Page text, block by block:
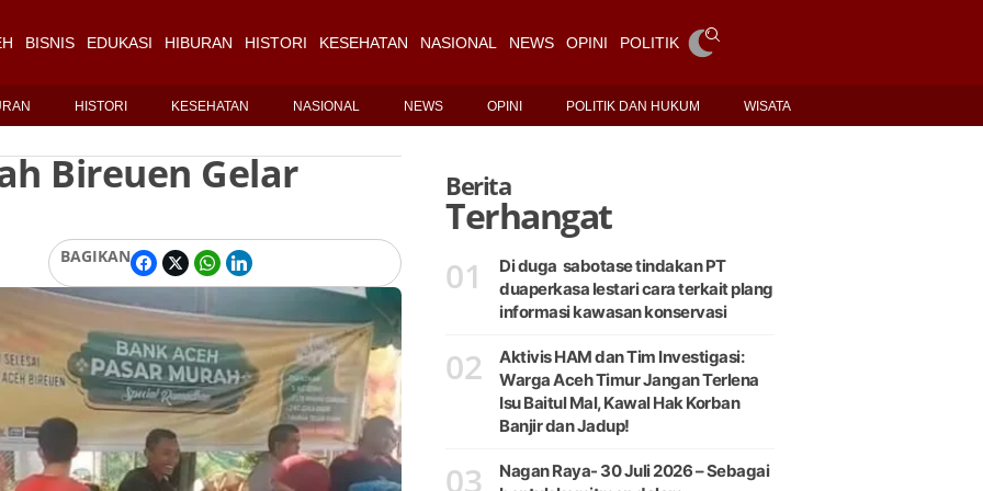
BISNIS EDUKASI HIBURAN HISTORI KESEHATAN NASIONAL NEWS OPINI POLITIK DAN HUKUM
HISTORI KESEHATAN NASIONAL NEWS OPINI POLITIK DAN HUKUM WISATA
Bireuen Gelar
BAGIKAN
Berita
Terhangat
01
Di duga sabotase tindakan PT
duaperkasa lestari cara terkait plang
informasi kawasan konservasi
02
Aktivis HAM dan Tim Investigasi:
Warga Aceh Timur Jangan Terlena
Isu Baitul Mal, Kawal Hak Korban
Banjir dan Jadup!
03
Nagan Raya- 30 Juli 2026 – Sebagai